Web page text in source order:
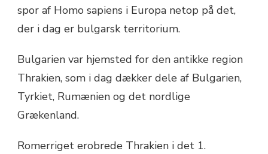
spor af Homo sapiens i Europa netop på det,
der i dag er bulgarsk territorium.
Bulgarien var hjemsted for den antikke region
Thrakien, som i dag dækker dele af Bulgarien,
Tyrkiet, Rumænien og det nordlige
Grækenland.
Romerriget erobrede Thrakien i det 1.